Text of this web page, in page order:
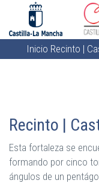
contenido
principal
Sobrescribir
a
la
navegación
Inicio Recinto |
Recinto |
Esta fortaleza se
formando por cinco
ángulos de un